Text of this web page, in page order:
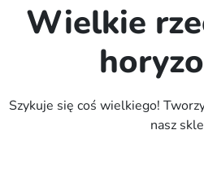
Wielkie
Szykuje się coś wielkiego!
nasz